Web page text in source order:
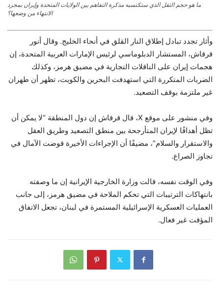
ما هو حجم الثقل الذي ستكتسبه مذكرة التفاهم بين الولايات المتحدة وإيران بمجرد
الانتهاء من وضعها؟
وأثار تجدد تبادل إطلاق النار القلق في أنحاء الخليج. وقال أنور
قرقاش، المستشار الدبلوماسي لرئيس الإمارات العربية المتحدة، إن
هجمات إيران على الناقلات التجارية في مضيق هرمز، وكذلك
الضربات المتكررة التي استهدفت البحرين والكويت، تظهر أن طهران
غير ملتزمة بوقف التصعيد.
وفي منشور على موقع X، قال قرقاش إن دول المنطقة “لا يمكن أن
تظل أهدافًا لإيران المتأرجحة بين منطق التصعيد وطريق العقل
والاستقرار والسلام”، مضيفًا أن الإجراءات الأخيرة قوضت الآمال في
تجاوز الصراع.
وفي الوقت نفسه، قالت وزارة الخارجية الإيرانية إن ما وصفته
بانتهاكات الترتيبات التي تحكم الملاحة في مضيق هرمز، إلى جانب
العمليات العسكرية الإسرائيلية المستمرة في لبنان، تجعل الاتفاق
المؤقت غير فعال.